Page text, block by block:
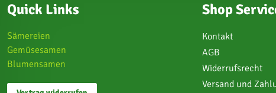
Quick Links
Sämereien
Gemüsesamen
Blumensamen
Shop
Kontakt
AGB
Widerrufsrecht
Versand und